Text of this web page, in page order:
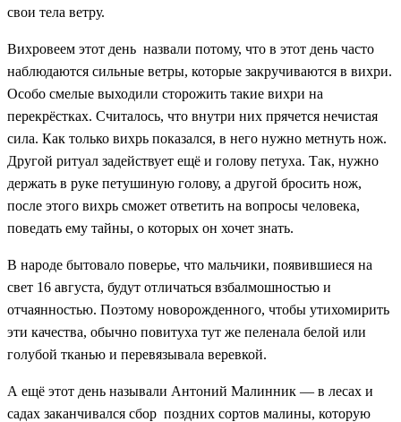
свои тела ветру.
Вихровеем этот день назвали потому, что в этот день часто
наблюдаются сильные ветры, которые закручиваются в вихри.
Особо смелые выходили сторожить такие вихри на
перекрёстках. Считалось, что внутри них прячется нечистая
сила. Как только вихрь показался, в него нужно метнуть нож.
Другой ритуал задействует ещё и голову петуха. Так, нужно
держать в руке петушиную голову, а другой бросить нож,
после этого вихрь сможет ответить на вопросы человека,
поведать ему тайны, о которых он хочет знать.
В народе бытовало поверье, что мальчики, появившиеся на
свет 16 августа, будут отличаться взбалмошностью и
отчаянностью. Поэтому новорожденного, чтобы утихомирить
эти качества, обычно повитуха тут же пеленала белой или
голубой тканью и перевязывала веревкой.
А ещё этот день называли Антоний Малинник — в лесах и
садах заканчивался сбор поздних сортов малины, которую